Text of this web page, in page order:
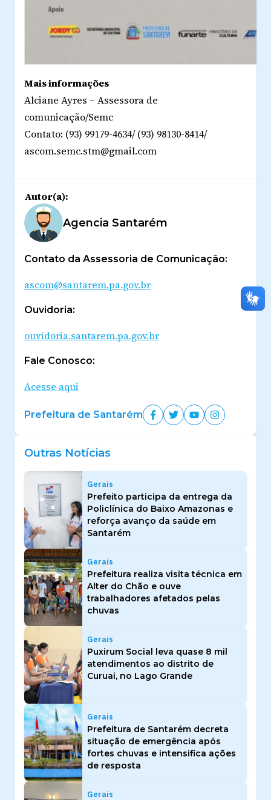
Mais informações
Alciane Ayres – Assessora de
comunicação/Semc
Contato: (93) 99179-4634/ (93) 98130-8414/
ascom.semc.stm@gmail.com
Autor(a):
Agencia Santarém
Contato da Assessoria de Comunicação:
ascom@santarem.pa.gov.br
Ouvidoria:
ouvidoria.santarem.pa.gov.br
Fale Conosco:
Acesse aqui
Prefeitura de Santarém
Outras Notícias
Gerais
Prefeito participa da entrega da
Policlínica do Baixo Amazonas e
reforça avanço da saúde em
Santarém
Gerais
Prefeitura realiza visita técnica em
Alter do Chão e ouve
trabalhadores afetados pelas
chuvas
Gerais
Puxirum Social leva quase 8 mil
atendimentos ao distrito de
Curuai, no Lago Grande
Gerais
Prefeitura de Santarém decreta
situação de emergência após
fortes chuvas e intensifica ações
de resposta
Gerais